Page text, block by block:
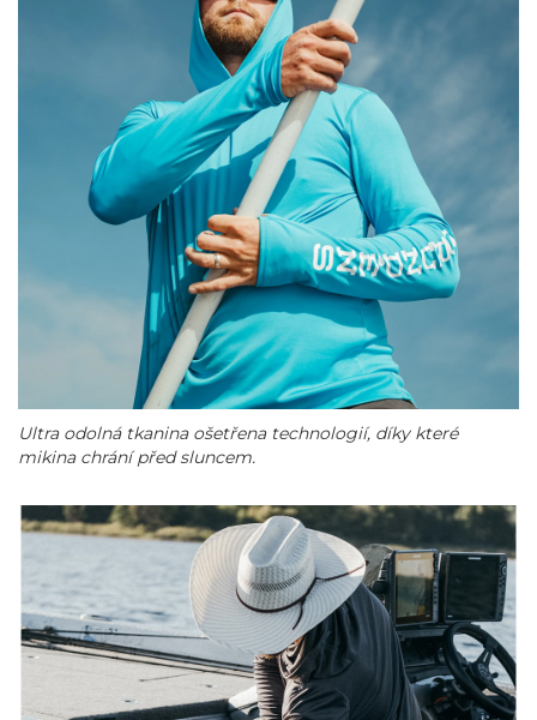
Ultra odolná tkanina ošetřena technologií, díky které
mikina chrání před sluncem.